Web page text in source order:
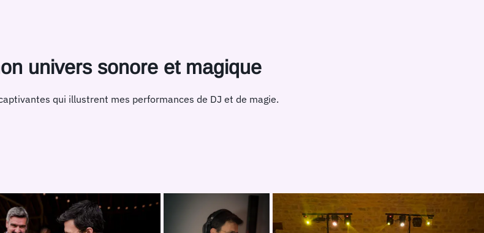
univers sonore et magique
qui illustrent mes performances de DJ et de magie.